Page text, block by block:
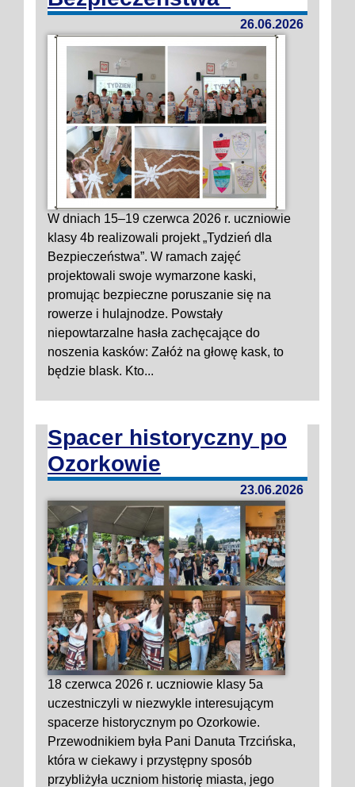
26.06.2026
W dniach 15–19 czerwca 2026 r. uczniowie
klasy 4b realizowali projekt „Tydzień dla
Bezpieczeństwa”. W ramach zajęć
projektowali swoje wymarzone kaski,
promując bezpieczne poruszanie się na
rowerze i hulajnodze. Powstały
niepowtarzalne hasła zachęcające do
noszenia kasków: Załóż na głowę kask, to
będzie blask. Kto...
Spacer historyczny po
Ozorkowie
23.06.2026
18 czerwca 2026 r. uczniowie klasy 5a
uczestniczyli w niezwykle interesującym
spacerze historycznym po Ozorkowie.
Przewodnikiem była Pani Danuta Trzcińska,
która w ciekawy i przystępny sposób
przybliżyła uczniom historię miasta, jego